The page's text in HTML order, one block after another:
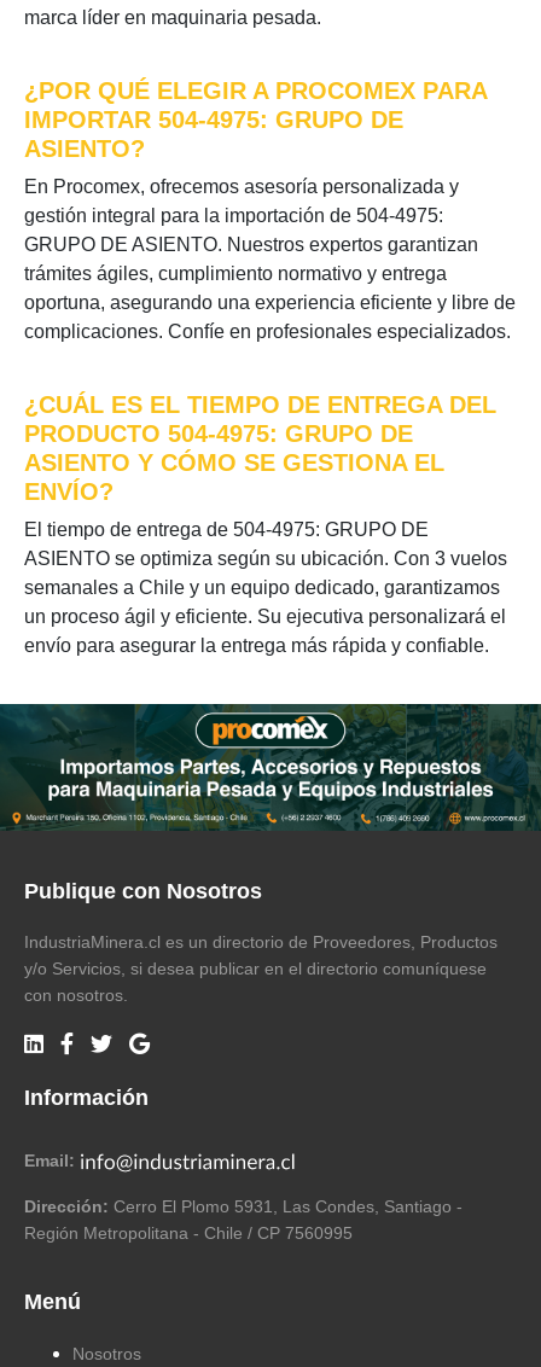
marca líder en maquinaria pesada.
¿POR QUÉ ELEGIR A PROCOMEX PARA
IMPORTAR 504-4975: GRUPO DE
ASIENTO?
En Procomex, ofrecemos asesoría personalizada y
gestión integral para la importación de 504-4975:
GRUPO DE ASIENTO. Nuestros expertos garantizan
trámites ágiles, cumplimiento normativo y entrega
oportuna, asegurando una experiencia eficiente y libre de
complicaciones. Confíe en profesionales especializados.
¿CUÁL ES EL TIEMPO DE ENTREGA DEL
PRODUCTO 504-4975: GRUPO DE
ASIENTO Y CÓMO SE GESTIONA EL
ENVÍO?
El tiempo de entrega de 504-4975: GRUPO DE
ASIENTO se optimiza según su ubicación. Con 3 vuelos
semanales a Chile y un equipo dedicado, garantizamos
un proceso ágil y eficiente. Su ejecutiva personalizará el
envío para asegurar la entrega más rápida y confiable.
Publique con Nosotros
IndustriaMinera.cl es un directorio de Proveedores, Productos
y/o Servicios, si desea publicar en el directorio comuníquese
con nosotros.
Información
Email:
Dirección: Cerro El Plomo 5931, Las Condes, Santiago -
Región Metropolitana - Chile / CP 7560995
Menú
Nosotros